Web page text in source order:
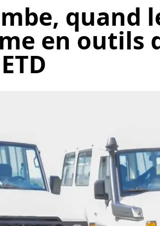
quand
en outils